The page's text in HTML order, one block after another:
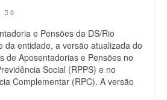
0
e Pensões da DS/Rio
da entidade, a versão atualizada do
de Aposentadorias e Pensões no
Social (RPPS) e no
Complementar (RPC). A versão